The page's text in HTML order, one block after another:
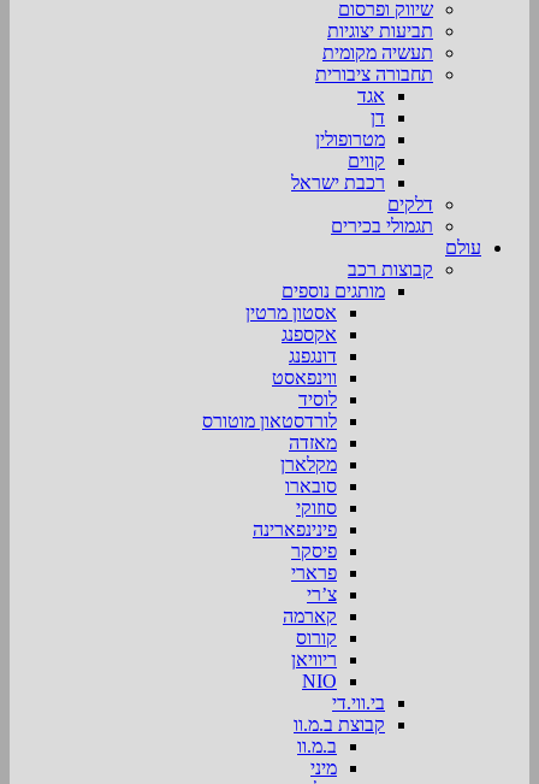
שיווק ופרסום
תביעות יצוגיות
תעשיה מקומית
תחבורה ציבורית
אגד
דן
מטרופולין
קווים
רכבת ישראל
דלקים
תגמולי בכירים
עולם
קבוצות רכב
מותגים נוספים
אסטון מרטין
אקספנג
דונגפנג
ווינפאסט
לוסיד
לורדסטאון מוטורס
מאזדה
מקלארן
סובארו
סוזוקי
פינינפארינה
פיסקר
פרארי
צ’רי
קארמה
קורוס
ריוויאן
NIO
בי.ווי.די
קבוצת ב.מ.וו
ב.מ.וו
מיני